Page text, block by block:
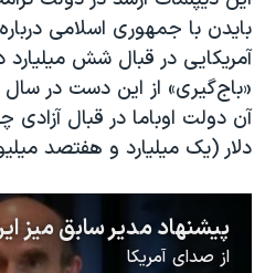
صفحه‌های ویژه
سفر پرزیدنت ترامپ به چین
بایدن با جمهوری اسلامی
آمریکایی در قبال شش میلیارد
دلار (یک میلیارد و هفتصد
از صدای آمریکا